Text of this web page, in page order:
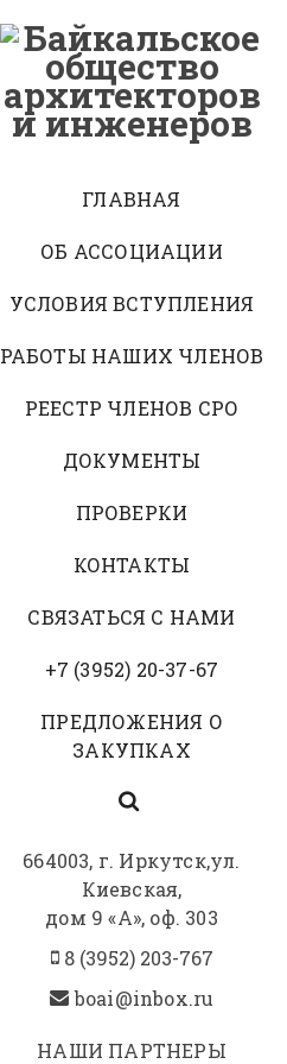
ГЛАВНАЯ
ОБ АССОЦИАЦИИ
УСЛОВИЯ ВСТУПЛЕНИЯ
РАБОТЫ НАШИХ ЧЛЕНОВ
РЕЕСТР ЧЛЕНОВ СРО
ДОКУМЕНТЫ
ПРОВЕРКИ
КОНТАКТЫ
СВЯЗАТЬСЯ С НАМИ
+7 (3952) 20-37-67
ПРЕДЛОЖЕНИЯ О
ЗАКУПКАХ
664003, г. Иркутск,ул.
Киевская,
дом 9 «А», оф. 303
8 (3952) 203-767
boai@inbox.ru
НАШИ ПАРТНЕРЫ